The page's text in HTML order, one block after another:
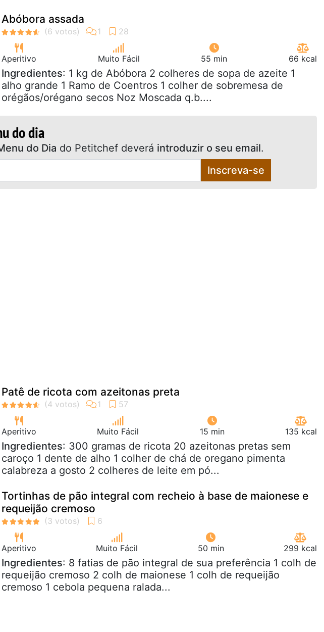
Abóbora assada
Aperitivo Muito Fácil 55 min 66 kcal
Ingredientes: 1 kg de Abóbora 2 colheres de sopa de azeite 1
alho grande 1 Ramo de Coentros 1 colher de sobremesa de
orégãos/orégano secos Noz Moscada q.b....
do dia
do Dia do Petitchef deverá introduzir o seu email.
Inscreva-se
Patê de ricota com azeitonas preta
Aperitivo Muito Fácil 15 min 135 kcal
Ingredientes: 300 gramas de ricota 20 azeitonas pretas sem
caroço 1 dente de alho 1 colher de chá de oregano pimenta
calabreza a gosto 2 colheres de leite em pó...
Tortinhas de pão integral com recheio à base de maionese e
requeijão cremoso
Aperitivo Muito Fácil 50 min 299 kcal
Ingredientes: 8 fatias de pão integral de sua preferência 1 colh de
requeijão cremoso 2 colh de maionese 1 colh de requeijão
cremoso 1 cebola pequena ralada...